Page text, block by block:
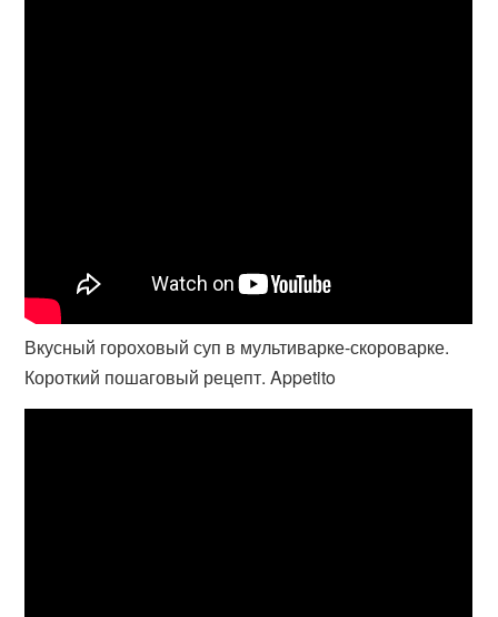
Вкусный гороховый суп в мультиварке-скороварке.
Короткий пошаговый рецепт. Appetito